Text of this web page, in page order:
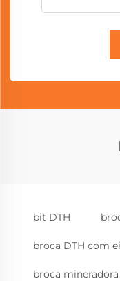
bit DTH
broca DTH com
broca